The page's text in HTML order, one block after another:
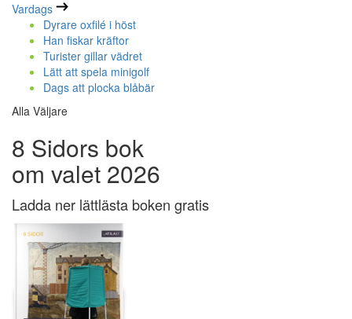
Vardags
Dyrare oxfilé i höst
Han fiskar kräftor
Turister gillar vädret
Lätt att spela minigolf
Dags att plocka blåbär
Alla Väljare
8 Sidors bok
om valet 2026
Ladda ner lättlästa boken gratis